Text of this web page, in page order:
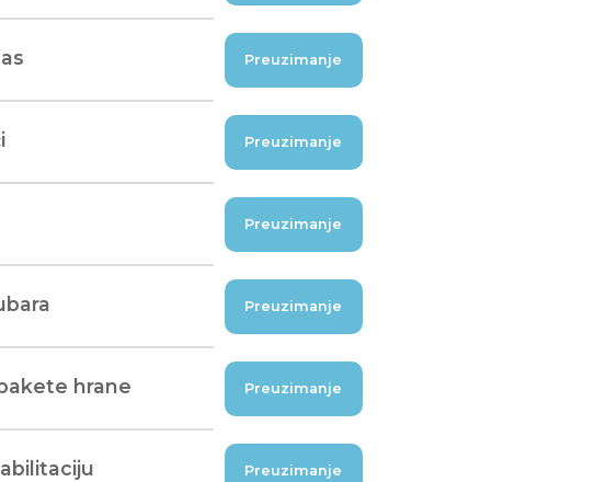
Preuzimanje
Preuzimanje
Preuzimanje
Preuzimanje
hrane Preuzimanje
Preuzimanje